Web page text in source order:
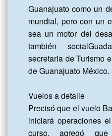
Guanajuato como un
mundial, pero con un
sea un motor del
también
secretaria de Turismo
de Guanajuato México.
Vuelos a detalle
Precisó que el vuelo
iniciará operaciones
curso, agregó